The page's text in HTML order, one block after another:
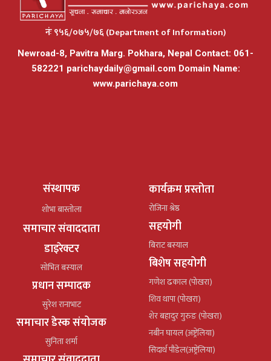
नंः ९५६/०७५/७६ (Department of Information)
Newroad-8, Pavitra Marg. Pokhara, Nepal Contact: 061-
582221 parichaydaily@gmail.comDomain Name:
www.parichaya.com
संस्थापक
शोभा बास्तोला
समाचार संवाददाता
डाइरेक्टर
सोभित बस्याल
प्रधान सम्पादक
सुरेश रानाभाट
समाचार डेस्क संयोजक
सुनिता शर्मा
कार्यक्रम प्रस्तोता
रोजिना श्रेष्ठ
सहयोगी
बिराट बस्याल
बिशेष सहयोगी
गणेश ढकाल (पोखरा)
शिव थापा (पोखरा)
शेर बहादुर गुरुङ (पोखरा)
नबीन घायल (अष्ट्रेलिया)
सिदार्थ पौडेल(अष्ट्रेलिया)